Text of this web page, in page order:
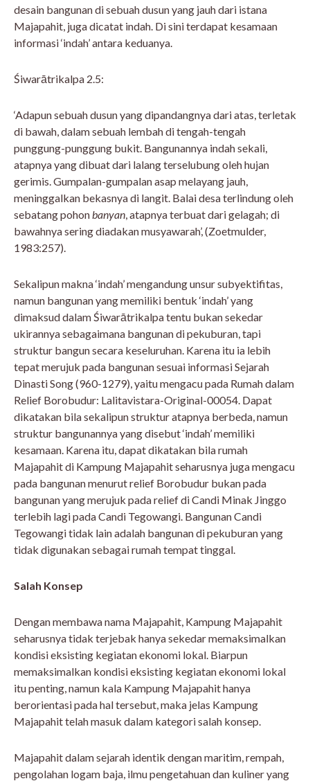
desain bangunan di sebuah dusun yang jauh dari istana
Majapahit, juga dicatat indah. Di sini terdapat kesamaan
informasi ‘indah’ antara keduanya.
Śiwarātrikalpa 2.5:
‘Adapun sebuah dusun yang dipandangnya dari atas, terletak
di bawah, dalam sebuah lembah di tengah-tengah
punggung-punggung bukit. Bangunannya indah sekali,
atapnya yang dibuat dari lalang terselubung oleh hujan
gerimis. Gumpalan-gumpalan asap melayang jauh,
meninggalkan bekasnya di langit. Balai desa terlindung oleh
sebatang pohon banyan , atapnya terbuat dari gelagah; di
bawahnya sering diadakan musyawarah’, (Zoetmulder,
1983:257).
Sekalipun makna ‘indah’ mengandung unsur subyektifitas,
namun bangunan yang memiliki bentuk ‘indah’ yang
dimaksud dalam Śiwarātrikalpa tentu bukan sekedar
ukirannya sebagaimana bangunan di pekuburan, tapi
struktur bangun secara keseluruhan. Karena itu ia lebih
tepat merujuk pada bangunan sesuai informasi Sejarah
Dinasti Song (960-1279), yaitu mengacu pada Rumah dalam
Relief Borobudur: Lalitavistara-Original-00054. Dapat
dikatakan bila sekalipun struktur atapnya berbeda, namun
struktur bangunannya yang disebut ‘indah’ memiliki
kesamaan. Karena itu, dapat dikatakan bila rumah
Majapahit di Kampung Majapahit seharusnya juga mengacu
pada bangunan menurut relief Borobudur bukan pada
bangunan yang merujuk pada relief di Candi Minak Jinggo
terlebih lagi pada Candi Tegowangi. Bangunan Candi
Tegowangi tidak lain adalah bangunan di pekuburan yang
tidak digunakan sebagai rumah tempat tinggal.
Salah Konsep
Dengan membawa nama Majapahit, Kampung Majapahit
seharusnya tidak terjebak hanya sekedar memaksimalkan
kondisi eksisting kegiatan ekonomi lokal. Biarpun
memaksimalkan kondisi eksisting kegiatan ekonomi lokal
itu penting, namun kala Kampung Majapahit hanya
berorientasi pada hal tersebut, maka jelas Kampung
Majapahit telah masuk dalam kategori salah konsep.
Majapahit dalam sejarah identik dengan maritim, rempah,
pengolahan logam baja, ilmu pengetahuan dan kuliner yang